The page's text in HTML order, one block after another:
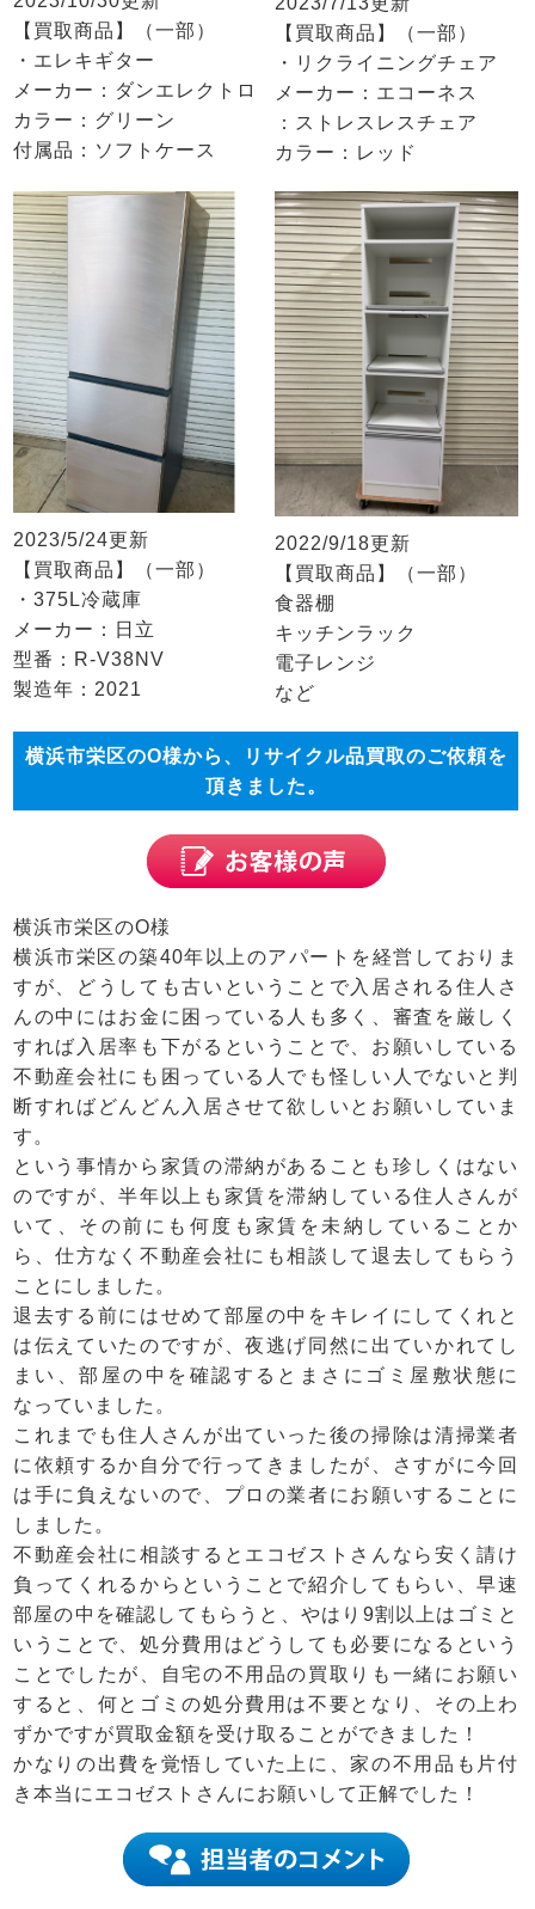
【買取商品】（一部）
・エレキギター
メーカー：ダンエレクトロ
カラー：グリーン
付属品：ソフトケース
【買取商品】（一部）
・リクライニングチェア
メーカー：エコーネス
：ストレスレスチェア
カラー：レッド
2023/5/24更新
【買取商品】（一部）
・375L冷蔵庫
メーカー：日立
型番：R-V38NV
製造年：2021
2022/9/18更新
【買取商品】（一部）
食器棚
キッチンラック
電子レンジ
など
横浜市栄区のO様から、リサイクル品買取のご依頼を
頂きました。
横浜市栄区のO様
横浜市栄区の築40年以上のアパートを経営しておりま
すが、どうしても古いということで入居される住人さ
んの中にはお金に困っている人も多く、審査を厳しく
すれば入居率も下がるということで、お願いしている
不動産会社にも困っている人でも怪しい人でないと判
断すればどんどん入居させて欲しいとお願いしていま
す。
という事情から家賃の滞納があることも珍しくはない
のですが、半年以上も家賃を滞納している住人さんが
いて、その前にも何度も家賃を未納していることか
ら、仕方なく不動産会社にも相談して退去してもらう
ことにしました。
退去する前にはせめて部屋の中をキレイにしてくれと
は伝えていたのですが、夜逃げ同然に出ていかれてし
まい、部屋の中を確認するとまさにゴミ屋敷状態に
なっていました。
これまでも住人さんが出ていった後の掃除は清掃業者
に依頼するか自分で行ってきましたが、さすがに今回
は手に負えないので、プロの業者にお願いすることに
しました。
不動産会社に相談するとエコゼストさんなら安く請け
負ってくれるからということで紹介してもらい、早速
部屋の中を確認してもらうと、やはり9割以上はゴミと
いうことで、処分費用はどうしても必要になるという
ことでしたが、自宅の不用品の買取りも一緒にお願い
すると、何とゴミの処分費用は不要となり、その上わ
ずかですが買取金額を受け取ることができました！
かなりの出費を覚悟していた上に、家の不用品も片付
き本当にエコゼストさんにお願いして正解でした！